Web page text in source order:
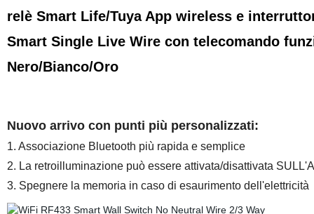
relè Smart Life/Tuya App wireless e
Smart Single Live Wire con telecomando
Nero/Bianco/Oro
Nuovo arrivo con punti più personalizzati:
1. Associazione Bluetooth più rapida e semplice
2. La retroilluminazione può essere attivata/disattivata
3. Spegnere la memoria in caso di esaurimento dell'elettricità